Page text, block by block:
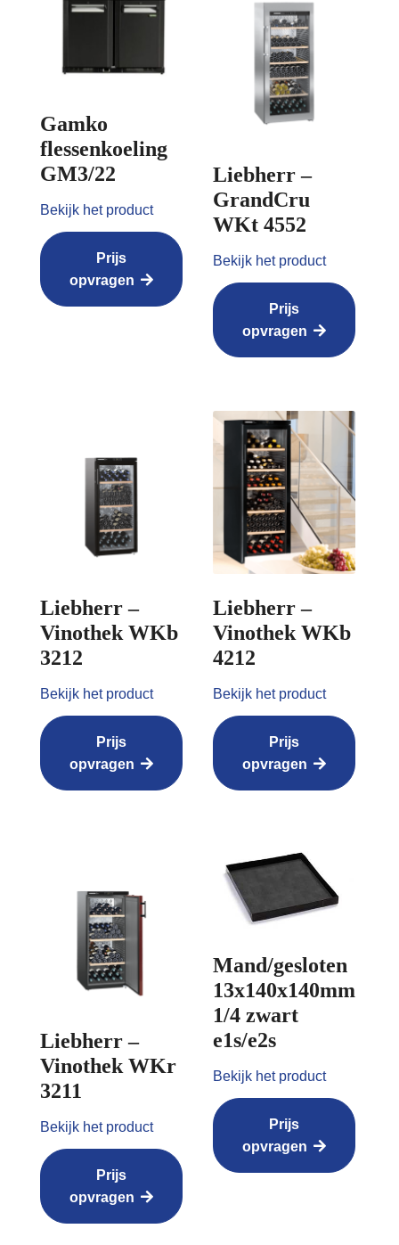
Gamko
flessenkoeling
GM3/22
Bekijk het product
Prijs
opvragen
Liebherr –
GrandCru
WKt 4552
Bekijk het product
Prijs
opvragen
Liebherr –
Vinothek WKb
3212
Bekijk het product
Prijs
opvragen
Liebherr –
Vinothek WKb
4212
Bekijk het product
Prijs
opvragen
Liebherr –
Vinothek WKr
3211
Bekijk het product
Prijs
opvragen
Mand/gesloten
13x140x140mm
1/4 zwart
e1s/e2s
Bekijk het product
Prijs
opvragen